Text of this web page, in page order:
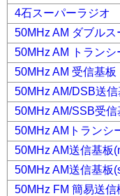
4石スーパーラジオ
50MHz AM ダブル
50MHz AM トラン
50MHz AM 受信基
50MHz AM/DSB送
50MHz AM/SSB受
50MHz AMトラン
50MHz AM送信基
50MHz AM送信基
50MHz FM 簡易送信